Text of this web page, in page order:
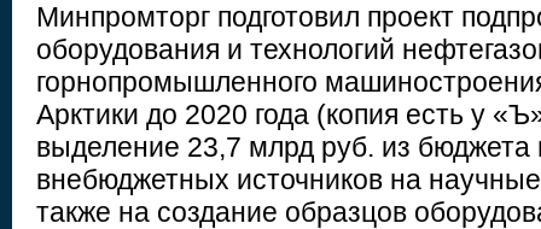
Минпромторг подготовил проект
оборудования и технологий
горнопромышленного
Арктики до 2020 года (копия есть у
выделение 23,7 млрд руб. из бюджета
внебюджетных источников на
также на создание образцов